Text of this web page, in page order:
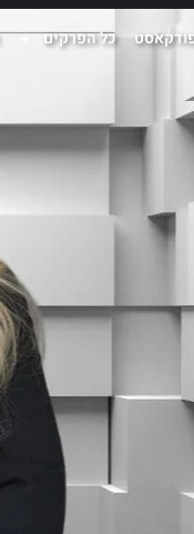
כל הפרקים